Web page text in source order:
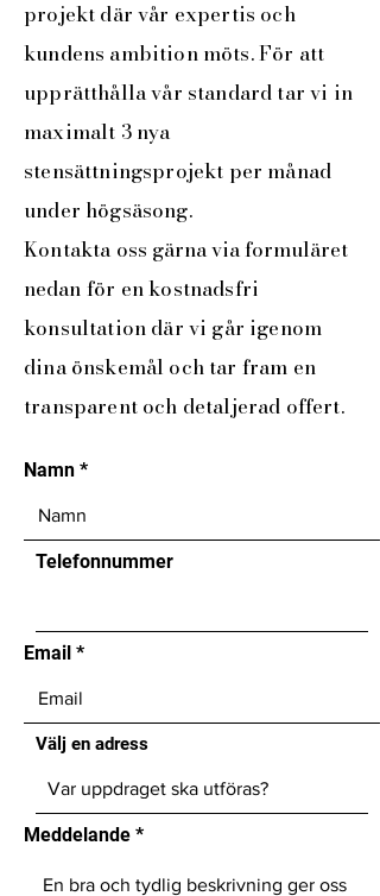
projekt där vår expertis och
kundens ambition möts. För att
upprätthålla vår standard tar vi in
maximalt 3 nya
stensättningsprojekt per månad
under högsäsong.
Kontakta oss gärna via formuläret
nedanför en kostnadsfri
konsultation där vi går igenom
dina önskemål och tar fram en
transparent och detaljerad offert.​
Namn
Telefonnummer
Email
Välj en adress
Meddelande